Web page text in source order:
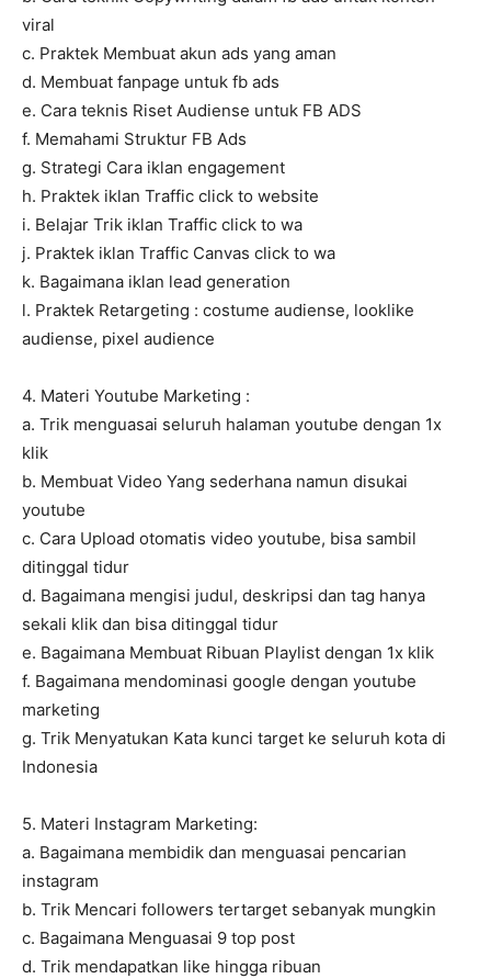
viral
c. Praktek Membuat akun ads yang aman
d. Membuat fanpage untuk fb ads
e. Cara teknis Riset Audiense untuk FB ADS
f. Memahami Struktur FB Ads
g. Strategi Cara iklan engagement
h. Praktek iklan Traffic click to website
i. Belajar Trik iklan Traffic click to wa
j. Praktek iklan Traffic Canvas click to wa
k. Bagaimana iklan lead generation
l. Praktek Retargeting : costume audiense, looklike
audiense, pixel audience
4. Materi Youtube Marketing :
a. Trik menguasai seluruh halaman youtube dengan 1x
klik
b. Membuat Video Yang sederhana namun disukai
youtube
c. Cara Upload otomatis video youtube, bisa sambil
ditinggal tidur
d. Bagaimana mengisi judul, deskripsi dan tag hanya
sekali klik dan bisa ditinggal tidur
e. Bagaimana Membuat Ribuan Playlist dengan 1x klik
f. Bagaimana mendominasi google dengan youtube
marketing
g. Trik Menyatukan Kata kunci target ke seluruh kota di
Indonesia
5. Materi Instagram Marketing:
a. Bagaimana membidik dan menguasai pencarian
instagram
b. Trik Mencari followers tertarget sebanyak mungkin
c. Bagaimana Menguasai 9 top post
d. Trik mendapatkan like hingga ribuan